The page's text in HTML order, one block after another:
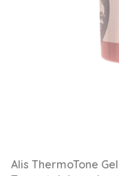
Alis ThermoTone